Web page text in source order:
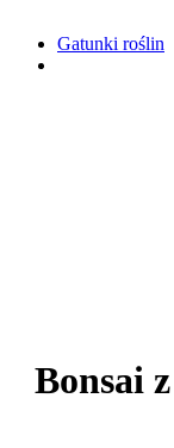
Gatunki roślin
Bonsai